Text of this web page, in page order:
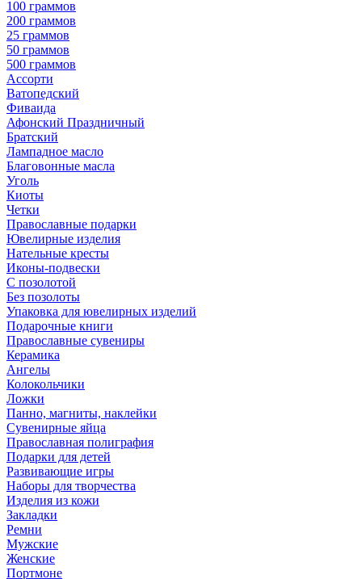
100 граммов
200 граммов
25 граммов
50 граммов
500 граммов
Ассорти
Ватопедский
Фиваида
Афонский Праздничный
Братский
Лампадное масло
Благовонные масла
Уголь
Киоты
Четки
Православные подарки
Ювелирные изделия
Нательные кресты
Иконы-подвески
С позолотой
Без позолоты
Упаковка для ювелирных изделий
Подарочные книги
Православные сувениры
Керамика
Ангелы
Колокольчики
Ложки
Панно, магниты, наклейки
Сувенирные яйца
Православная полиграфия
Подарки для детей
Развивающие игры
Наборы для творчества
Изделия из кожи
Закладки
Ремни
Мужские
Женские
Портмоне